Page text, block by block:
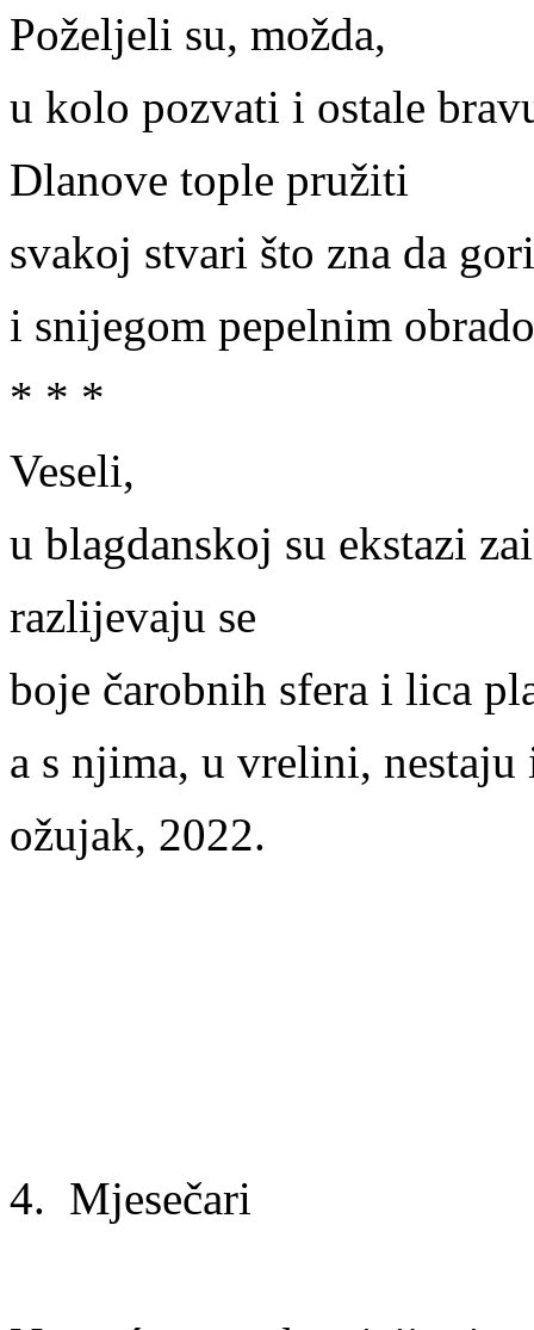
Poželjeli su, možda,
u kolo pozvati i ostale
Dlanove tople pružiti
svakoj stvari što zna da gori
i snijegom pepelnim
* * *
Veseli,
u blagdanskoj su ekstazi
razlijevaju se
boje čarobnih sfera i lica
a s njima, u vrelini, nestaju
ožujak, 2022.
4. Mjesečari